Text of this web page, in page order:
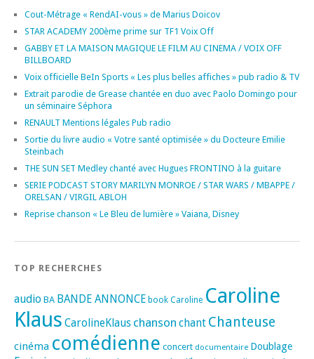
Cout-Métrage « RendAI-vous » de Marius Doicov
STAR ACADEMY 200ème prime sur TF1 Voix Off
GABBY ET LA MAISON MAGIQUE LE FILM AU CINEMA / VOIX OFF
BILLBOARD
Voix officielle BeIn Sports « Les plus belles affiches » pub radio & TV
Extrait parodie de Grease chantée en duo avec Paolo Domingo pour
un séminaire Séphora
RENAULT Mentions légales Pub radio
Sortie du livre audio « Votre santé optimisée » du Docteure Emilie
Steinbach
THE SUN SET Medley chanté avec Hugues FRONTINO à la guitare
SERIE PODCAST STORY MARILYN MONROE / STAR WARS / MBAPPE /
ORELSAN / VIRGIL ABLOH
Reprise chanson « Le Bleu de lumière » Vaiana, Disney
TOP RECHERCHES
audio BA BANDE ANNONCE book Caroline Caroline
Klaus CarolineKlaus chanson chant Chanteuse
cinéma comédienne concert documentaire Doublage